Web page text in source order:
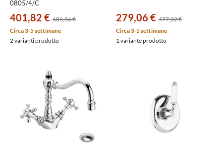
0805/4/C
401,82 € 686,86 €
Circa 3-5 settimane
2 varianti prodotto
279,06 € 477,02 €
Circa 3-5 settimane
1 variante prodotto